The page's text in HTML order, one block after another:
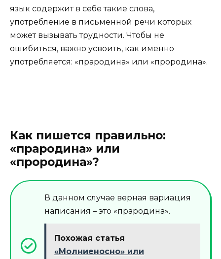
язык содержит в себе такие слова,
употребление в письменной речи которых
может вызывать трудности. Чтобы не
ошибиться, важно усвоить, как именно
употребляется: «прародина» или «прородина».
Как пишется правильно:
«прародина» или
«прородина»?
В данном случае верная вариация
написания – это «прародина».
Похожая статья
«Молниеносно» или